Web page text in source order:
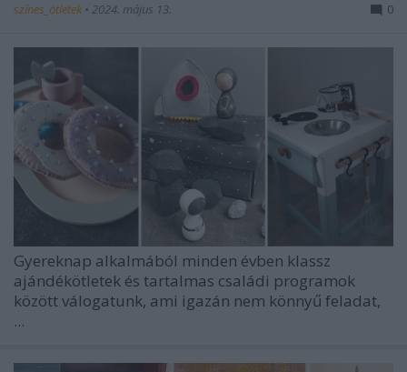
színes_ötletek • 2024. május 13. 0
Gyereknap alkalmából minden évben klassz
ajándékötletek és tartalmas családi programok
között válogatunk, ami igazán nem könnyű feladat,
...